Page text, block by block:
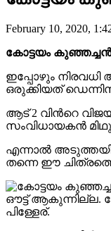
February 10, 2020,
കോട്ടയം
ഇപ്പോഴും
ഒരുക്കിയത്
ആട് 2 വിന്‍റെ
സംവിധായകൻ
എന്നാൽ
തന്നെ ഈ
ഔട്ട് ആകുന്നില്ല.
പിള്ളേര്.